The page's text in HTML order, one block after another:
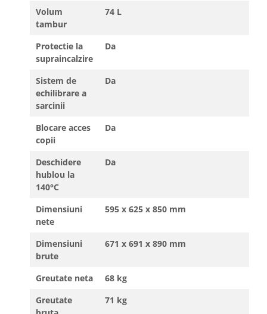
Volum
tambur
74 L
Protectie la
supraincalzire
Da
Sistem de
echilibrare a
sarcinii
Da
Blocare acces
copii
Da
Deschidere
hublou la
140°C
Da
Dimensiuni
nete
595 x 625 x 850 mm
Dimensiuni
brute
671 x 691 x 890 mm
Greutate neta
68 kg
Greutate
71 kg